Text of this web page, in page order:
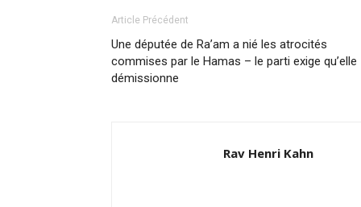
Article Précédent
Une députée de Ra’am a nié les atrocités
commises par le Hamas – le parti exige qu’elle
démissionne
Rav Henri Kahn